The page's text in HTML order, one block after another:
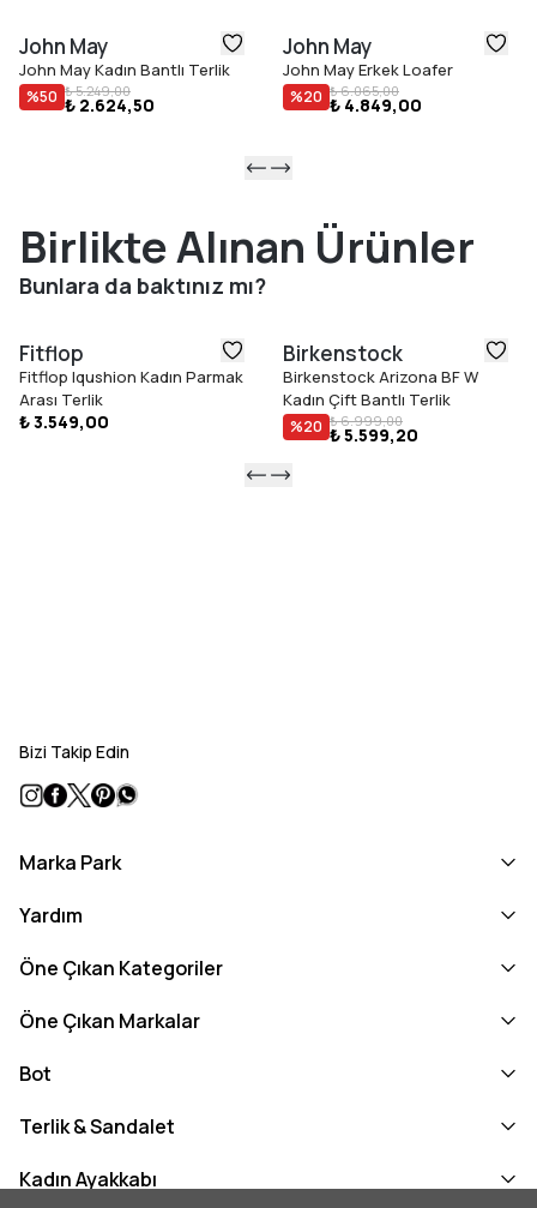
John May
John May Kadın Bantlı Terlik
%50 ₺ 5.249,00
₺ 2.624,50
John May
John May Erkek Loafer
%20 ₺ 6.065,00
₺ 4.849,00
Birlikte Alınan Ürünler
Bunlara da baktınız mı?
Fitflop
Fitflop Iqushion Kadın Parmak
Arası Terlik
₺ 3.549,00
Birkenstock
Birkenstock Arizona BF W
Kadın Çift Bantlı Terlik
%20 ₺ 6.999,00
₺ 5.599,20
Bizi Takip Edin
Marka Park
Yardım
Öne Çıkan Kategoriler
Öne Çıkan Markalar
Bot
Terlik & Sandalet
Kadın Ayakkabı